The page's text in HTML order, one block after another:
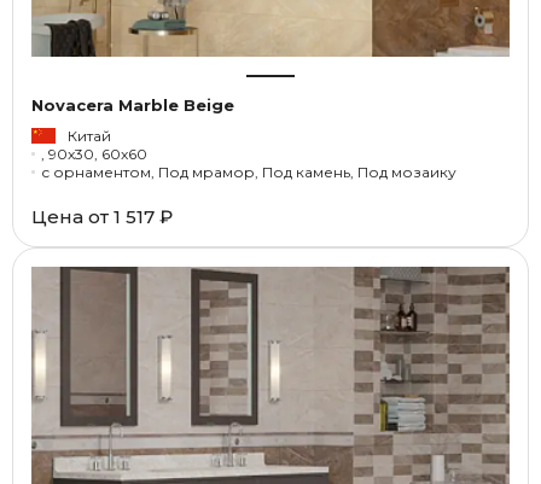
Novacera Marble Beige
Китай
, 90x30, 60x60
с орнаментом, Под мрамор, Под камень, Под мозаику
Цена от 1 517 ₽